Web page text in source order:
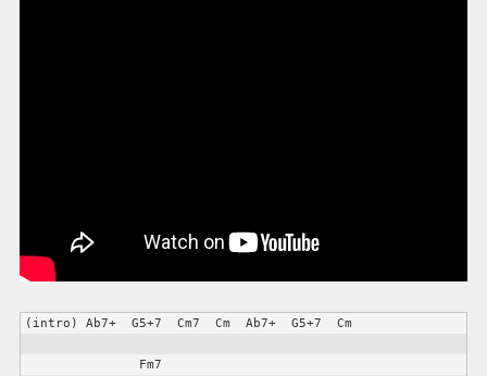
(intro) Ab7+  G5+7  Cm7  Cm  Ab7+  G5+7  Cm